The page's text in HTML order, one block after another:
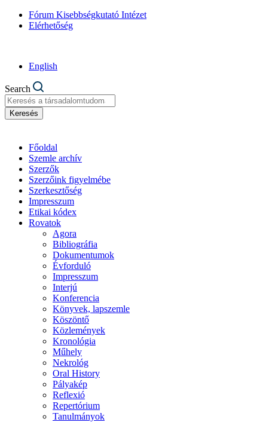
Fórum Kisebbségkutató Intézet
Elérhetőség
English
Search
Keresés
Főoldal
Szemle archív
Szerzők
Szerzőink figyelmébe
Szerkesztőség
Impresszum
Etikai kódex
Rovatok
Agora
Bibliográfia
Dokumentumok
Évforduló
Impresszum
Interjú
Konferencia
Könyvek, lapszemle
Köszöntő
Közlemények
Kronológia
Műhely
Nekrológ
Oral History
Pályakép
Reflexió
Repertórium
Tanulmányok